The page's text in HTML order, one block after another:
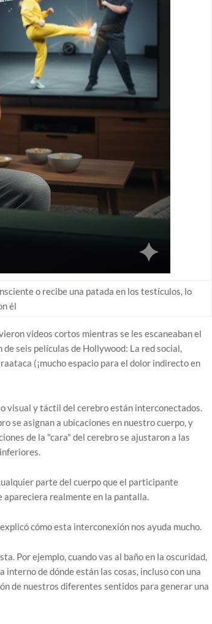
o recibe una patada en los testículos, lo
él
videos cortos mientras se les escaneaban el
seis películas de Hollywood: La red social,
(¡mucho espacio para el dolor indirecto en
visual y táctil del cerebro están interconectados.
se asignan a ubicaciones en nuestro cuerpo, y
de la "cara" del cerebro se ajustaron a las
parte del cuerpo que el participante
apareciera realmente en la pantalla.
cómo esta interconexión nos ayuda mucho.
Por ejemplo, cuando vas al baño en la oscuridad,
de dónde están las cosas, incluso con una
de nuestros diferentes sentidos para generar una